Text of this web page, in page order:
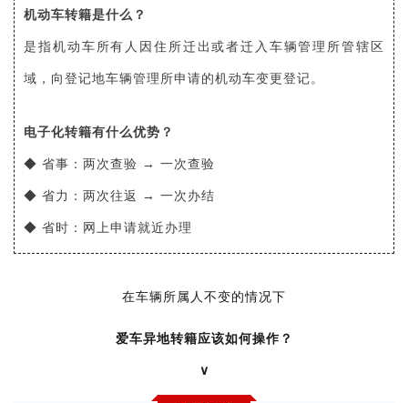
机动车转籍是什么？
是指机动车所有人因住所迁出或者迁入车辆管理所管辖区
域，向登记地车辆管理所申请的机动车变更登记。
电子化转籍有什么优势？
◆ 省事：两次查验 → 一次查验
◆ 省力：两次往返 → 一次办结
◆ 省时：网上申请就近办理
在车辆所属人不变的情况下
爱车异地转籍应该如何操作？
∨